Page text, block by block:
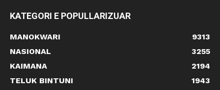
KATEGORI E POPULLARIZUAR
MANOKWARI
9313
NASIONAL
3255
KAIMANA
2194
TELUK BINTUNI
1943